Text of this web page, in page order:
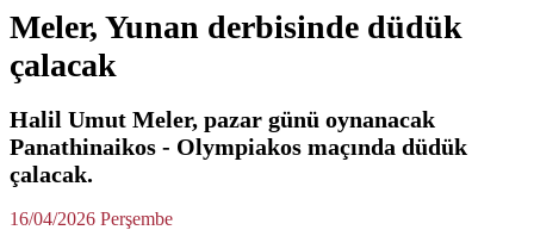
Meler, Yunan derbisinde düdük
çalacak
Halil Umut Meler, pazar günü oynanacak
Panathinaikos - Olympiakos maçında düdük
çalacak.
16/04/2026 Perşembe